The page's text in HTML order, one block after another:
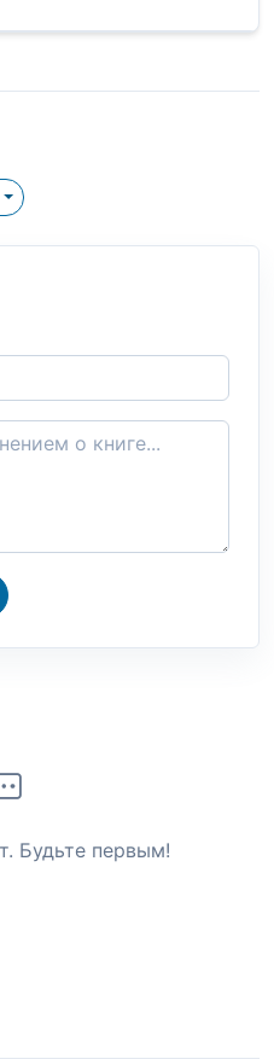
Будьте первым!